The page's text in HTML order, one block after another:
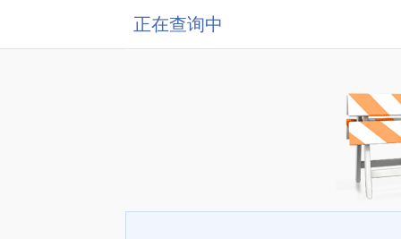
正在查询中